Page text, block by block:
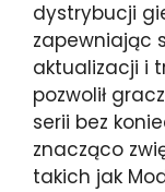
dystrybucji
zapewniając
aktualizacji i
pozwolił
serii bez
znacząco
takich jak